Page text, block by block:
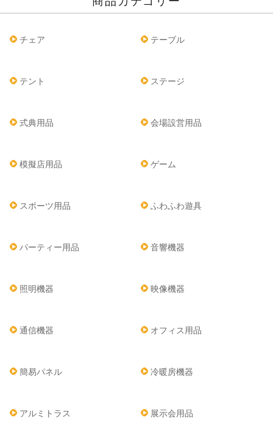
チェア テーブル
テント ステージ
式典用品 会場設営用品
模擬店用品 ゲーム
スポーツ用品 ふわふわ遊具
パーティー用品 音響機器
照明機器 映像機器
通信機器 オフィス用品
簡易パネル 冷暖房機器
アルミトラス 展示会用品